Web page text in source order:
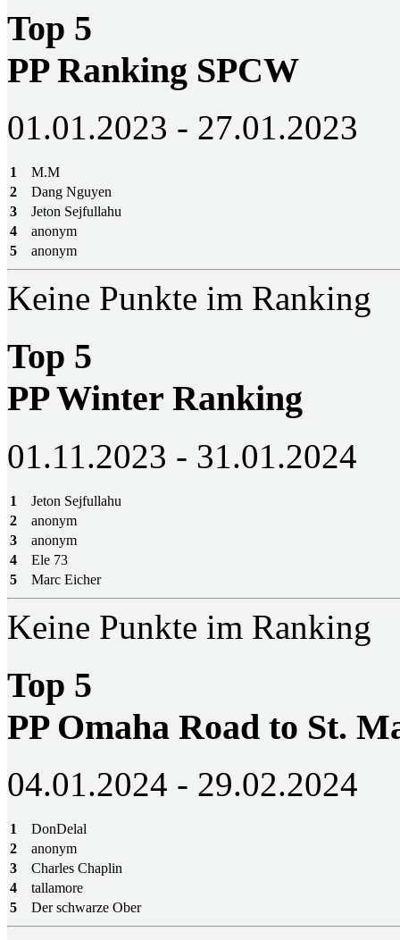
Top 5
PP Ranking SPCW
01.01.2023 - 27.01.2023
1
M.M
2
Dang Nguyen
3
Jeton Sejfullahu
4
anonym
5
anonym
Keine Punkte im Ranking
Top 5
PP Winter Ranking
01.11.2023 - 31.01.2024
1
Jeton Sejfullahu
2
anonym
3
anonym
4
Ele 73
5
Marc Eicher
Keine Punkte im Ranking
Top 5
PP Omaha Road to St.
04.01.2024 - 29.02.2024
1
DonDelal
2
anonym
3
Charles Chaplin
4
tallamore
5
Der schwarze Ober